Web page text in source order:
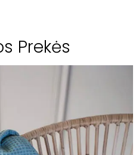
Prekės